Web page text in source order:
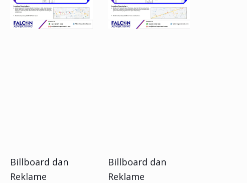
Billboard dan
Reklame
Billboard dan
Reklame